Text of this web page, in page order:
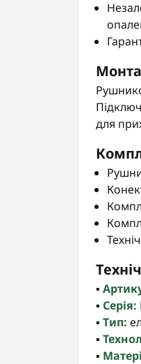
для
▪️
▪️ Серія:
▪️ Тип:
▪️
▪️